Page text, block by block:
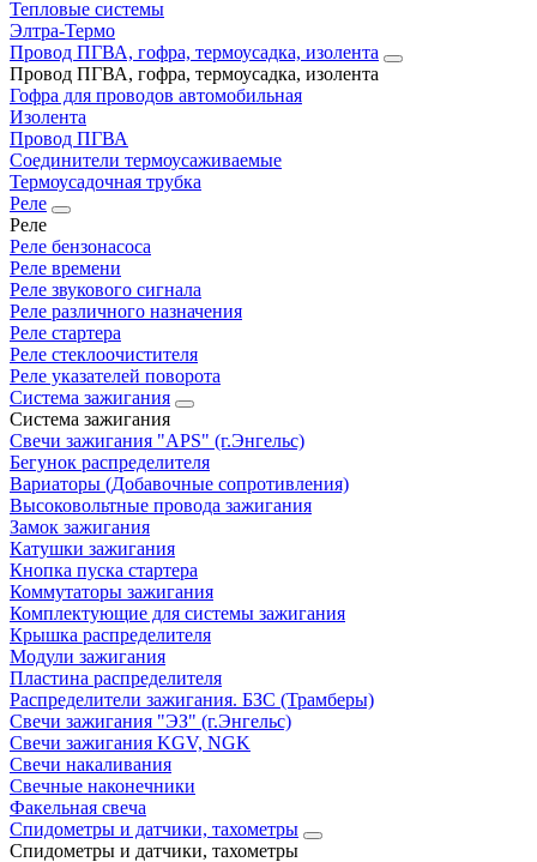
Тепловые системы
Элтра-Термо
Провод ПГВА, гофра, термоусадка, изолента
Провод ПГВА, гофра, термоусадка, изолента
Гофра для проводов автомобильная
Изолента
Провод ПГВА
Соединители термоусаживаемые
Термоусадочная трубка
Реле
Реле
Реле бензонасоса
Реле времени
Реле звукового сигнала
Реле различного назначения
Реле стартера
Реле стеклоочистителя
Реле указателей поворота
Система зажигания
Система зажигания
Свечи зажигания "APS" (г.Энгельс)
Бегунок распределителя
Вариаторы (Добавочные сопротивления)
Высоковольтные провода зажигания
Замок зажигания
Катушки зажигания
Кнопка пуска стартера
Коммутаторы зажигания
Комплектующие для системы зажигания
Крышка распределителя
Модули зажигания
Пластина распределителя
Распределители зажигания. БЗС (Трамберы)
Свечи зажигания "ЭЗ" (г.Энгельс)
Свечи зажигания KGV, NGK
Свечи накаливания
Свечные наконечники
Факельная свеча
Спидометры и датчики, тахометры
Спидометры и датчики, тахометры